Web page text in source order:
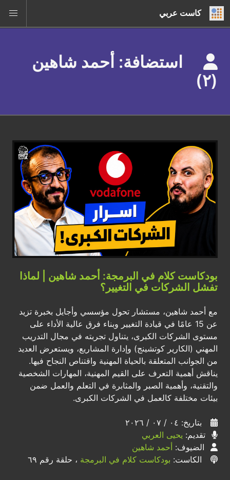
كاست عربي
استضافة: أحمد شاهين
(٢)
بودكاست كلام في البرمجة: أحمد شاهين | لماذا
تفشل الشركات في التغيير؟
مع أحمد شاهين، مستشار تحول مؤسسي وأجايل بخبرة تزيد
عن 15 عامًا في قيادة التغيير وبناء فرق عالية الأداء على
مستوى الشركات الكبرى، يتناول تجربته في مجال التدريب
المهني (الكارير كوتشينج) وإدارة المشاريع، ويستعرض العديد
من الجوانب المتعلقة بالحياة المهنية واقتناص النجاح فيها.
يناقش أهمية التعرف على القيم المهنية، المهارات الشخصية
والتقنية، وأهمية الصبر والمثابرة في التعلم والعمل ضمن
بيئات مختلفة كالعمل في الشركات الكبرى.
بتاريخ: ٠٤ / ٠٧ / ٢٠٢٦
تقديم: يحيى العربي
الضيوف: أحمد شاهين
الكاست: بودكاست كلام في البرمجة ، حلقة رقم ٦٩